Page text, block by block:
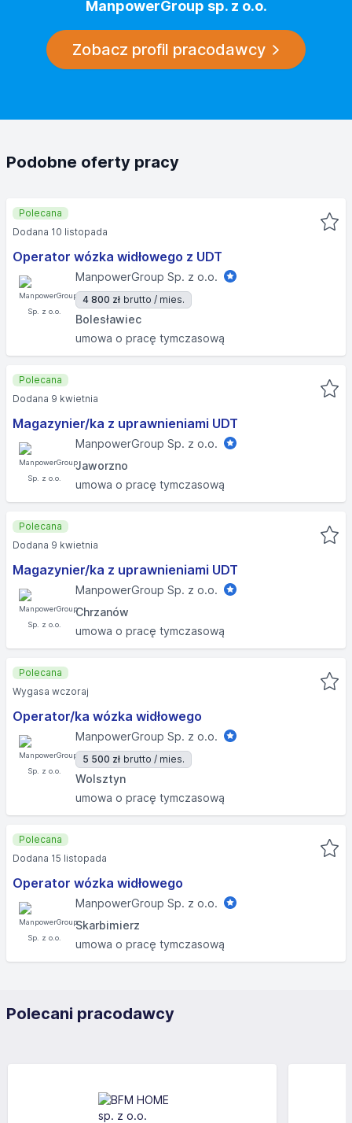
ManpowerGroup sp. z o.o.
Zobacz profil pracodawcy
Podobne oferty pracy
Operator wózka widłowego z UDT
ManpowerGroup Sp. z o.o.
4 800 zł brutto / mies.
Bolesławiec
umowa o pracę tymczasową
Polecana
Dodana 10 listopada
Magazynier/ka z uprawnieniami UDT
ManpowerGroup Sp. z o.o.
Jaworzno
umowa o pracę tymczasową
Polecana
Dodana 9 kwietnia
Magazynier/ka z uprawnieniami UDT
ManpowerGroup Sp. z o.o.
Chrzanów
umowa o pracę tymczasową
Polecana
Dodana 9 kwietnia
Operator/ka wózka widłowego
ManpowerGroup Sp. z o.o.
5 500 zł brutto / mies.
Wolsztyn
umowa o pracę tymczasową
Polecana
Wygasa wczoraj
Operator wózka widłowego
ManpowerGroup Sp. z o.o.
Skarbimierz
umowa o pracę tymczasową
Polecana
Dodana 15 listopada
Polecani pracodawcy